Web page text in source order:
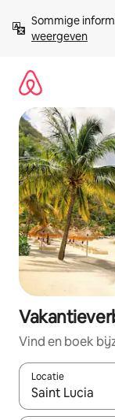
direct
naar
Sommige
weergeven
Vind en boek
Locatie
Wanneer er